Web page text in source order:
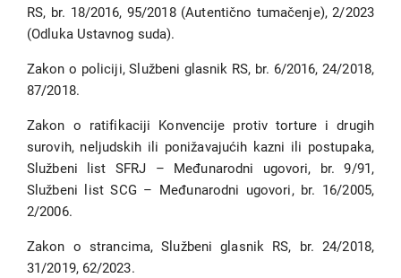
RS, br. 18/2016, 95/2018 (Autentično tumačenje), 2/2023
(Odluka Ustavnog suda).
Zakon o policiji, Službeni glasnik RS, br. 6/2016, 24/2018,
87/2018.
Zakon o ratifikaciji Konvencije protiv torture i drugih
surovih, neljudskih ili ponižavajućih kazni ili postupaka,
Službeni list SFRJ – Međunarodni ugovori, br. 9/91,
Službeni list SCG – Međunarodni ugovori, br. 16/2005,
2/2006.
Zakon o strancima, Službeni glasnik RS, br. 24/2018,
31/2019, 62/2023.